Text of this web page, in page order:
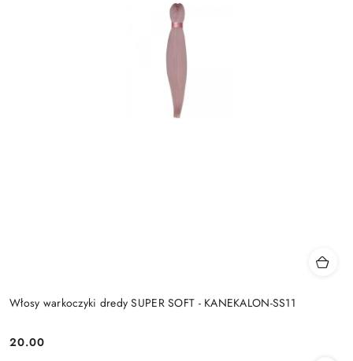
Włosy warkoczyki dredy SUPER SOFT - KANEKALON-SS11
Cena:
20.00